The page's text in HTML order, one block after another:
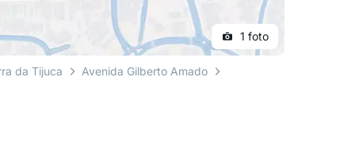
1 foto
da Tijuca
Avenida Gilberto Amado